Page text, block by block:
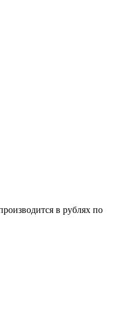
в рублях по